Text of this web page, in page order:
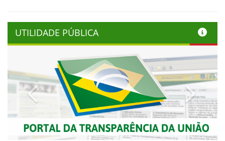
UTILIDADE PÚBLICA
Previous Next